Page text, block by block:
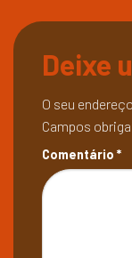
Deixe
O seu
Campos
Comentário *